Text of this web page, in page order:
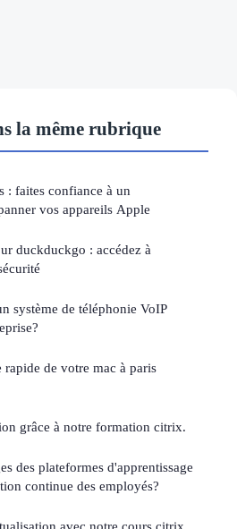
la même rubrique
: faites confiance à un
vos appareils Apple
duckduckgo : accédez à
système de téléphonie VoIP
de votre mac à paris
grâce à notre formation citrix.
des plateformes d'apprentissage
continue des employés?